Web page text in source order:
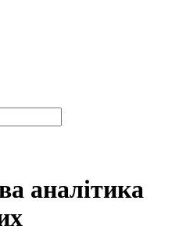
аналітика